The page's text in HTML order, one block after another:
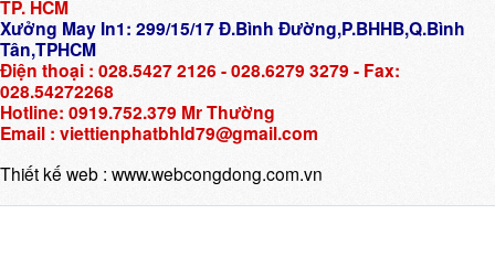
TP. HCM
Xưởng May In1: 299/15/17 Đ.Bình Đường,P.BHHB,Q.Bình
Tân,TPHCM
Điện thoại : 028.5427 2126 - 028.6279 3279 - Fax:
028.54272268
Hotline: 0919.752.379 Mr Thường
Email : viettienphatbhld79@gmail.com
Thiết kế web : www.webcongdong.com.vn